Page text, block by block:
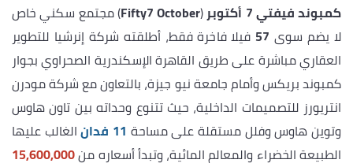
كمبوند فيفتي 7 أكتوبر (
Fifty7 October) مجتمع سكني خاص
لا يضم سوى 57 فيلا فاخرة فقط، أطلقته شركة إنرشيا للتطوير
العقاري مباشرة على طريق القاهرة الإسكندرية الصحراوي بجوار
كمبوند بريكس وأمام جامعة نيو جيزة، بالتعاون مع شركة مودرن
انتريورز للتصميمات الداخلية، حيث تتنوع وحداته بين تاون هاوس
وتوين هاوس وفلل مستقلة على مساحة 11 فدان
الغالب عليها
الطبيعة الخضراء والمعالم المائية، وتبدأ أسعاره من15,600,000